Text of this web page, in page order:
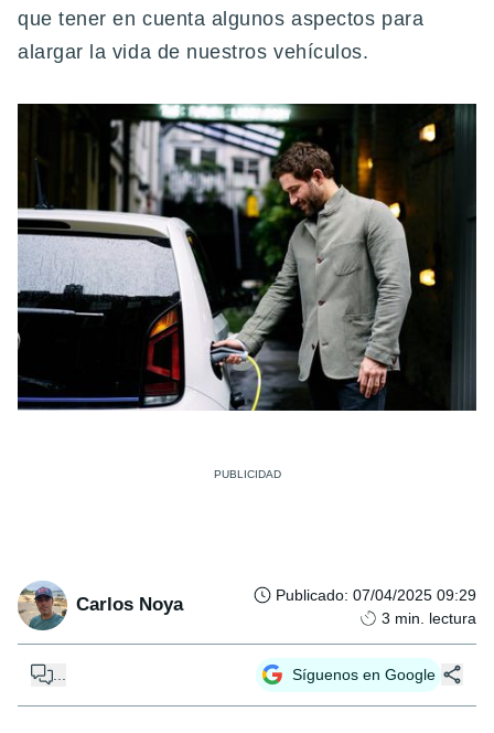
que tener en cuenta algunos aspectos para
alargar la vida de nuestros vehículos.
Carlos Noya Publicado: 07/04/2025 09:29
3 min. lectura
Síguenos en Google